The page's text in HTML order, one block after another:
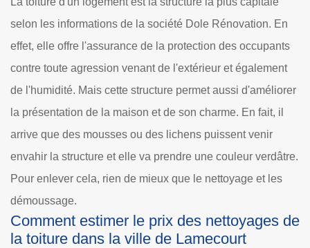
selon les informations de la société Dole Rénovation. En
effet, elle offre l'assurance de la protection des occupants
contre toute agression venant de l'extérieur et également
de l'humidité. Mais cette structure permet aussi d'améliorer
la présentation de la maison et de son charme. En fait, il
arrive que des mousses ou des lichens puissent venir
envahir la structure et elle va prendre une couleur verdâtre.
Pour enlever cela, rien de mieux que le nettoyage et les
démoussage.
Comment estimer le prix des nettoyages de
la toiture dans la ville de Lamecourt